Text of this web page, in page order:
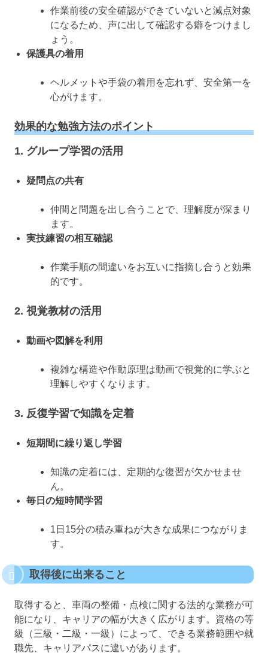
作業前後の安全確認ができていないと減点対象
になるため、声に出して確認する癖をつけまし
ょう。
保護具の着用
ヘルメットや手袋の着用を忘れず、安全第一を
心がけます。
効果的な勉強方法のポイント
1. グループ学習の活用
疑問点の共有
仲間と問題を出し合うことで、理解度が深まり
ます。
実技練習の相互確認
作業手順の間違いをお互いに指摘し合うと効果
的です。
2. 視覚教材の活用
動画や図解を利用
複雑な構造や作動原理は動画で視覚的に学ぶと
理解しやすくなります。
3. 反復学習で知識を定着
短期間に繰り返し学習
知識の定着には、定期的な復習が欠かせませ
ん。
毎日の短時間学習
1日15分の積み重ねが大きな成果につながりま
す。
取得後に出来ること
取得すると、車両の整備・点検に関する法的な業務が可
能になり、キャリアの幅が大きく広がります。資格の等
級（三級・二級・一級）によって、できる業務範囲や就
職先、キャリアパスに違いがあります。